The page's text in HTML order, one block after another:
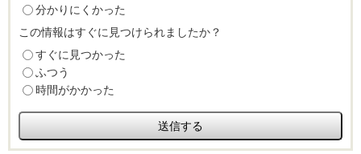
分かりにくかった
この情報はすぐに見つけられましたか？
すぐに見つかった
ふつう
時間がかかった